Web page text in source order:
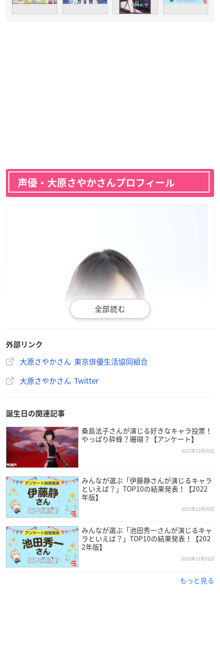
声優・大原さやかさんプロフィール
（引用：「俳協」公式サイト
大原さやかさんは神奈川県出身で、現在東京俳優生活協同組合
に所属。
子供の頃から芝居が好きで、中高6年間は演劇部に所属してい
CDドラマなどを聴かせてくれた弟の影響で、声優という職業を
外部リンク
大原さやかさん 東京俳優生活協同組合
大原さやかさん Twitter
誕生日の関連記事
桑島法子さんが演じる好きなキャラ投票！
やっぱり砕蜂？珊瑚？【アンケート】
2022年12月05日
みんなが選ぶ「伊藤静さんが演じるキャラ
といえば？」TOP10の結果発表！【2022
年版】
2022年12月05日
みんなが選ぶ「池田秀一さんが演じるキャ
ラといえば？」TOP10の結果発表！【202
2年版】
2022年12月02日
もっと見る